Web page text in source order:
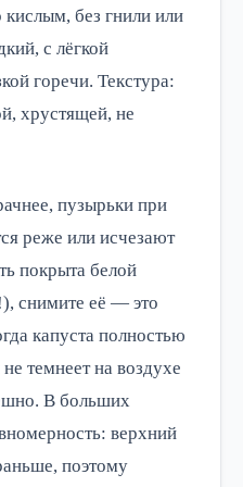
без гнили или
с лёгкой
горечи. Текстура:
хрустящей, не
пузырьки при
реже или исчезают
покрыта белой
снимите её — это
капуста полностью
темнеет на воздухе
В больших
верхний
поэтому